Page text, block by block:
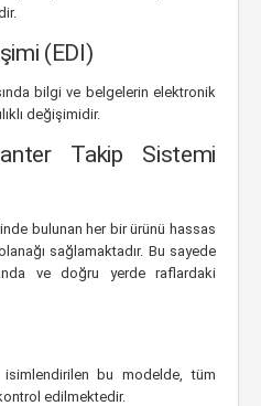
(EDI)
bilgi ve belgelerin elektronik
değişimidir.
Takip Sistemi
bulunan her bir ürünü hassas
sağlamaktadır. Bu sayede
ve doğru yerde raflardaki
isimlendirilen bu modelde, tüm
edilmektedir.